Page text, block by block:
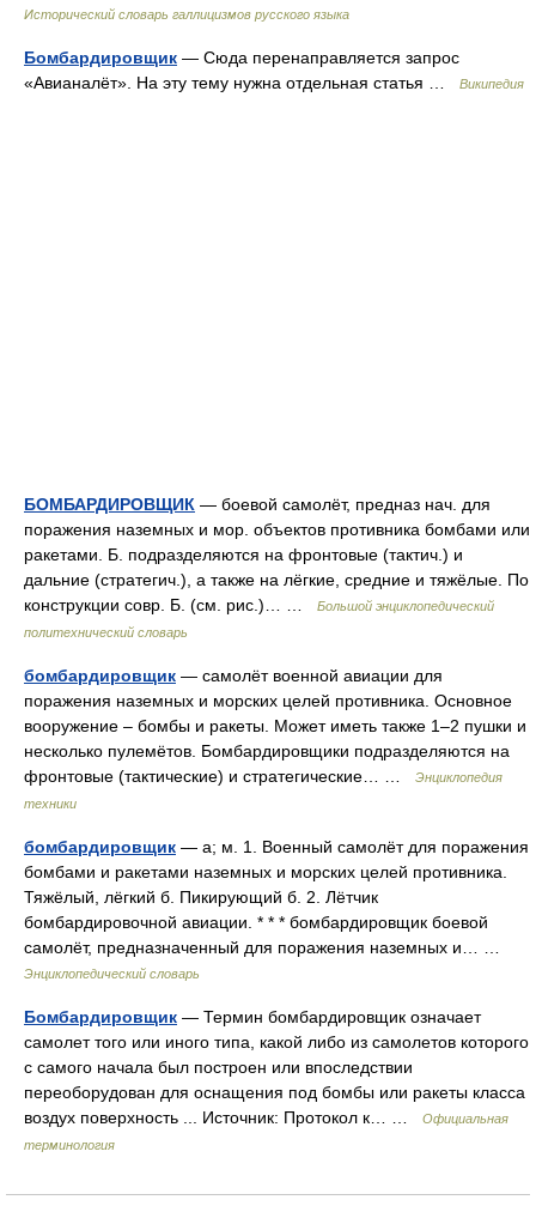
Исторический словарь галлицизмов русского языка
Бомбардировщик — Сюда перенаправляется запрос
«Авианалёт». На эту тему нужна отдельная статья …
Википедия
БОМБАРДИРОВЩИК — боевой самолёт, предназ нач. для
поражения наземных и мор. объектов противника бомбами или
ракетами. Б. подразделяются на фронтовые (тактич.) и
дальние (стратегич.), а также на лёгкие, средние и тяжёлые. По
конструкции совр. Б. (см. рис.)… …
Большой энциклопедический
политехнический словарь
бомбардировщик — самолёт военной авиации для
поражения наземных и морских целей противника. Основное
вооружение – бомбы и ракеты. Может иметь также 1–2 пушки и
несколько пулемётов. Бомбардировщики подразделяются на
фронтовые (тактические) и стратегические… …
Энциклопедия
техники
бомбардировщик — а; м. 1. Военный самолёт для поражения
бомбами и ракетами наземных и морских целей противника.
Тяжёлый, лёгкий б. Пикирующий б. 2. Лётчик
бомбардировочной авиации. * * * бомбардировщик боевой
самолёт, предназначенный для поражения наземных и… …
Энциклопедический словарь
Бомбардировщик — Термин бомбардировщик означает
самолет того или иного типа, какой либо из самолетов которого
с самого начала был построен или впоследствии
переоборудован для оснащения под бомбы или ракеты класса
воздух поверхность ... Источник: Протокол к… …
Официальная
терминология